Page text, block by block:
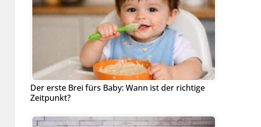
Der erste Brei fürs Baby: Wann ist der richtige
Zeitpunkt?